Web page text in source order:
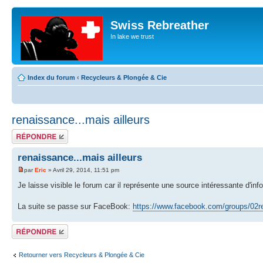
Swiss Rebreather
In lake we trust
Index du forum ‹ Recycleurs & Plongée & Cie
renaissance...mais ailleurs
Répondre
renaissance...mais ailleurs
parEric » Avril 29, 2014, 11:51 pm
Je laisse visible le forum car il représente une source intéressante
La suite se passe sur FaceBook: https://www.facebook.com/groups/
Répondre
Retourner vers Recycleurs & Plongée & Cie